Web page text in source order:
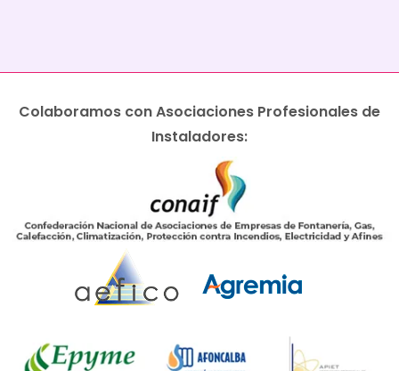
Colaboramos con Asociaciones Profesionales de
Instaladores: